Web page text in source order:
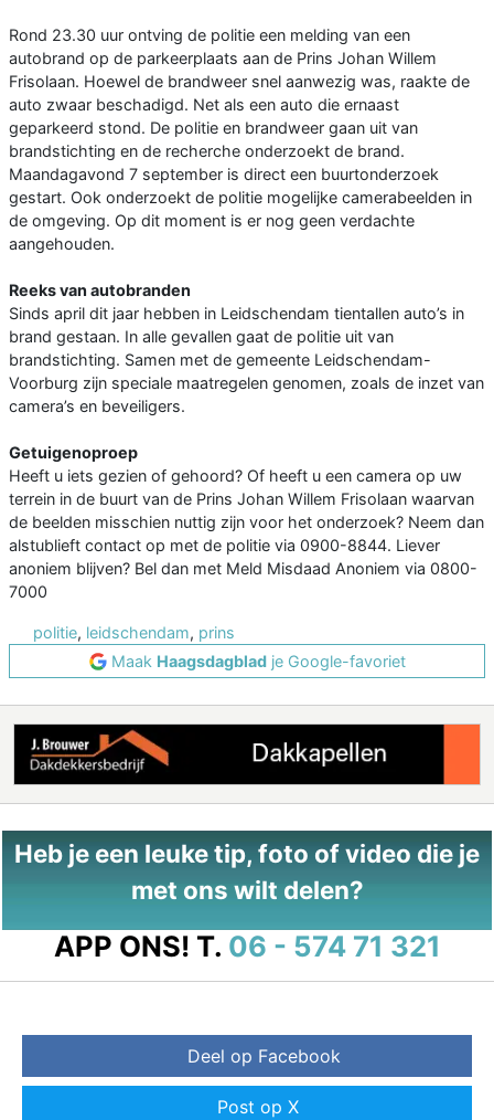
Rond 23.30 uur ontving de politie een melding van een
autobrand op de parkeerplaats aan de Prins Johan Willem
Frisolaan. Hoewel de brandweer snel aanwezig was, raakte de
auto zwaar beschadigd. Net als een auto die ernaast
geparkeerd stond. De politie en brandweer gaan uit van
brandstichting en de recherche onderzoekt de brand.
Maandagavond 7 september is direct een buurtonderzoek
gestart. Ook onderzoekt de politie mogelijke camerabeelden in
de omgeving. Op dit moment is er nog geen verdachte
aangehouden.
Reeks van autobranden
Sinds april dit jaar hebben in Leidschendam tientallen auto’s in
brand gestaan. In alle gevallen gaat de politie uit van
brandstichting. Samen met de gemeente Leidschendam-
Voorburg zijn speciale maatregelen genomen, zoals de inzet van
camera’s en beveiligers.
Getuigenoproep
Heeft u iets gezien of gehoord? Of heeft u een camera op uw
terrein in de buurt van de Prins Johan Willem Frisolaan waarvan
de beelden misschien nuttig zijn voor het onderzoek? Neem dan
alstublieft contact op met de politie via 0900-8844. Liever
anoniem blijven? Bel dan met Meld Misdaad Anoniem via 0800-
7000
politie, leidschendam, prins
Maak Haagsdagbladje Google-favoriet
Heb je een leuke tip, foto of video die je
met ons wilt delen?
APP ONS! T. 06 - 574 71 321
Deel op Facebook
Post op X